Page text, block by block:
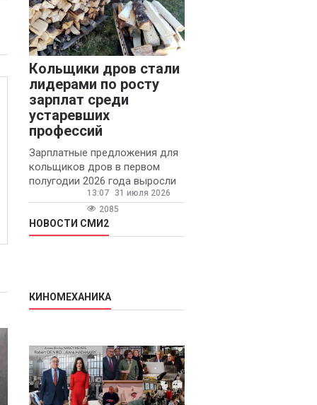
Кольщики дров стали
лидерами по росту
зарплат среди
устаревших
профессий
Зарплатные предложения для
кольщиков дров в первом
полугодии 2026 года выросли
на 58% - 62 тысяч рублей в
месяц, сообщает агентство
«Прайм».
13:07
31 июля 2026
2085
НОВОСТИ СМИ2
КИНОМЕХАНИКА